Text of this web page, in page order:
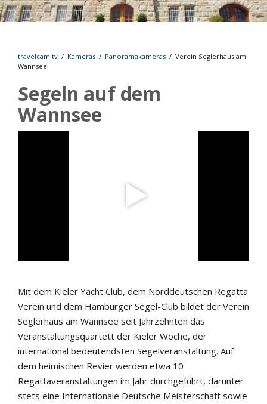
travelcam.tv / Kameras / Panoramakameras / Verein Seglerhaus am
Wannsee
Segeln auf dem
Wannsee
Mit dem Kieler Yacht Club, dem Norddeutschen Regatta
Verein und dem Hamburger Segel-Club bildet der Verein
Seglerhaus am Wannsee seit Jahrzehnten das
Veranstaltungsquartett der Kieler Woche, der
international bedeutendsten Segelveranstaltung. Auf
dem heimischen Revier werden etwa 10
Regattaveranstaltungen im Jahr durchgeführt, darunter
stets eine Internationale Deutsche Meisterschaft sowie